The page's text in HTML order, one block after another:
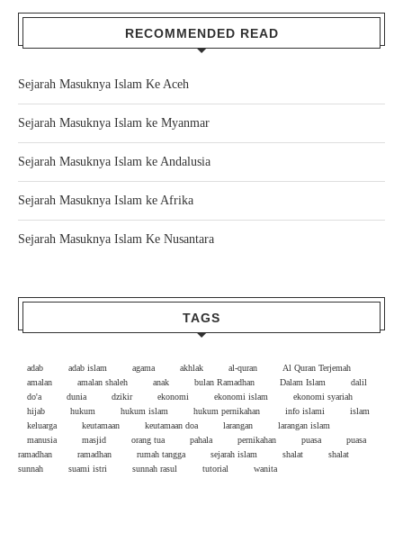
RECOMMENDED READ
Sejarah Masuknya Islam Ke Aceh
Sejarah Masuknya Islam ke Myanmar
Sejarah Masuknya Islam ke Andalusia
Sejarah Masuknya Islam ke Afrika
Sejarah Masuknya Islam Ke Nusantara
TAGS
adab adab islam agama akhlak al-quran
Al Quran Terjemah
amalan
amalan shaleh anak bulan Ramadhan Dalam Islam
dalil
do'a
dunia dzikir ekonomi ekonomi islam
ekonomi syariah
hijab
hukum hukum islam hukum pernikahan info islami
islam
keluarga
keutamaan keutamaan doa larangan
larangan islam
manusia
masjid orang tua pahala pernikahan puasa
puasa
ramadhan
ramadhan rumah tangga sejarah islam shalat
shalat
sunnah
suami istri sunnah rasul tutorial wanita